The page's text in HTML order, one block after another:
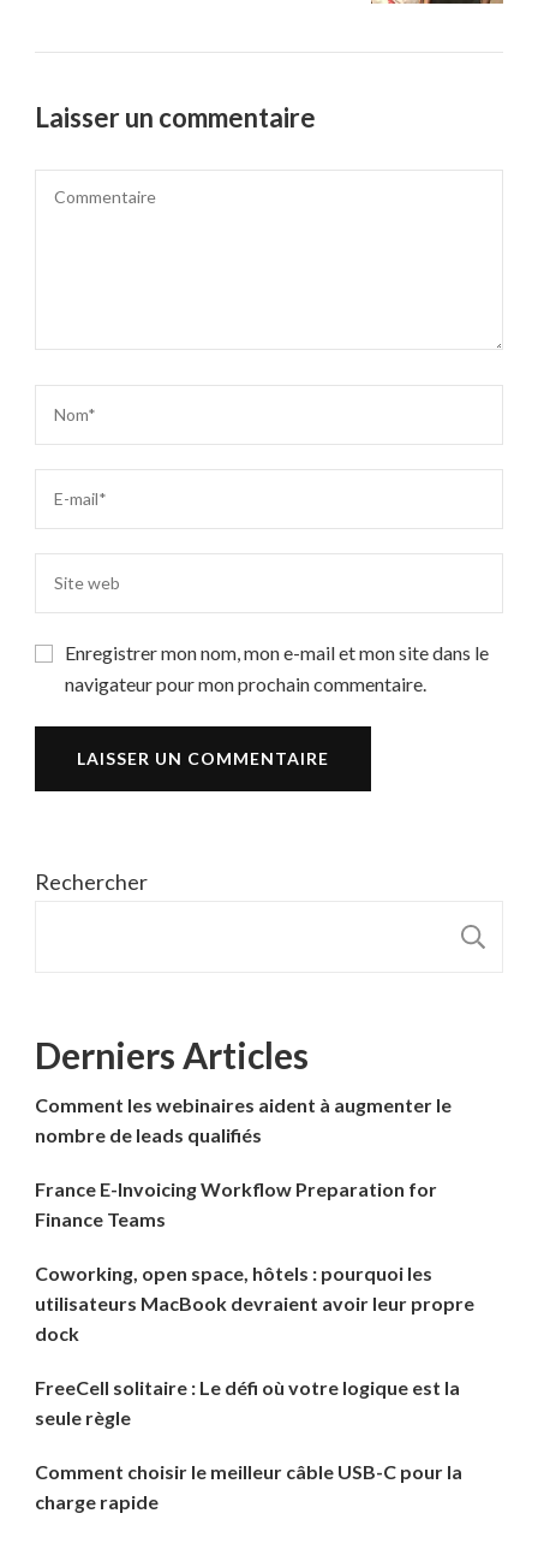
Laisser un commentaire
Enregistrer mon nom, mon e-mail et mon site dans le
navigateur pour mon prochain commentaire.
Rechercher
Derniers Articles
Comment les webinaires aident à augmenter le
nombre de leads qualifiés
France E-Invoicing Workflow Preparation for
Finance Teams
Coworking, open space, hôtels : pourquoi les
utilisateurs MacBook devraient avoir leur propre
dock
FreeCell solitaire : Le défi où votre logique est la
seule règle
Comment choisir le meilleur câble USB-C pour la
charge rapide